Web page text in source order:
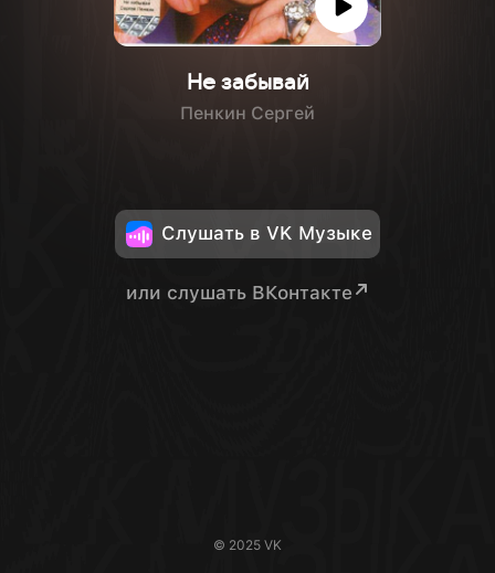
Не забывай
Пенкин Сергей
Слушать в VK Музыке
или слушать ВКонтакте
© 2025 VK